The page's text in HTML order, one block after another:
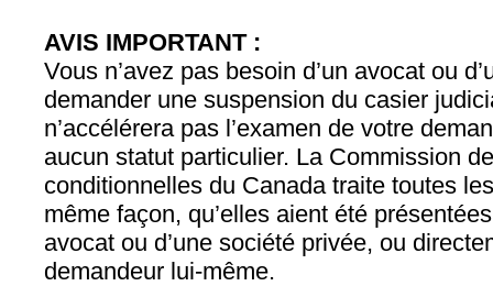
AVIS IMPORTANT :
Vous n’avez pas besoin d’un avocat ou
demander une suspension du casier
n’accélérera pas l’examen de votre
aucun statut particulier. La Commission
conditionnelles du Canada traite toutes
même façon, qu’elles aient été
avocat ou d’une société privée, ou
demandeur lui-même.